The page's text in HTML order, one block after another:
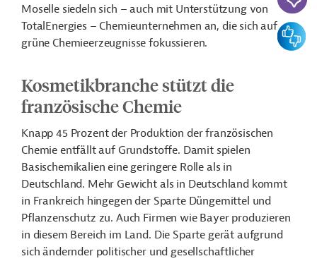
Moselle siedeln sich – auch mit Unterstützung von
TotalEnergies – Chemieunternehmen an, die sich auf
grüne Chemieerzeugnisse fokussieren.
Kosmetikbranche stützt die
französische Chemie
Knapp 45 Prozent der Produktion der französischen
Chemie entfällt auf Grundstoffe. Damit spielen
Basischemikalien eine geringere Rolle als in
Deutschland. Mehr Gewicht als in Deutschland kommt
in Frankreich hingegen der Sparte Düngemittel und
Pflanzenschutz zu. Auch Firmen wie Bayer produzieren
in diesem Bereich im Land. Die Sparte gerät aufgrund
sich ändernder politischer und gesellschaftlicher